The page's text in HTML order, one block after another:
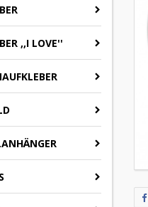
,,I LOVE''